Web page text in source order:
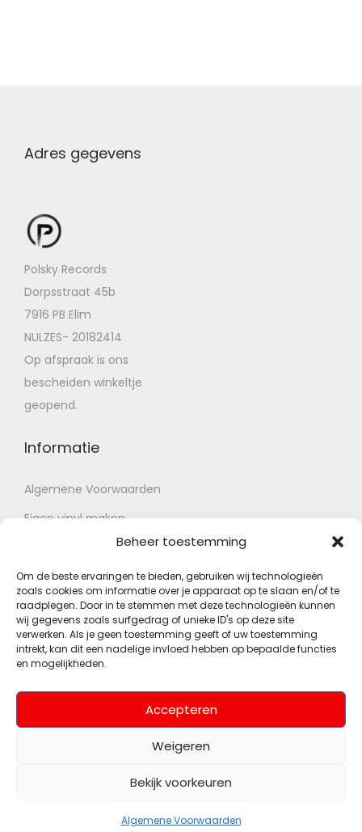
Beheer toestemming
Om de beste ervaringen te bieden, gebruiken wij technologieën
zoals cookies om informatie over je apparaat op te slaan en/of te
raadplegen. Door in te stemmen met deze technologieën kunnen
wij gegevens zoals surfgedrag of unieke ID's op deze site
verwerken. Als je geen toestemming geeft of uw toestemming
intrekt, kan dit een nadelige invloed hebben op bepaalde functies
en mogelijkheden.
Accepteren
Weigeren
Bekijk voorkeuren
Algemene Voorwaarden
Adres gegevens
Polsky Records
Dorpsstraat 45b
7916 PB Elim
NULZES- 20182414
Op afspraak is ons
bescheiden winkeltje
geopend.
Informatie
Algemene Voorwaarden
Eigen vinyl maken
Retour voorwaarden
Contact
Account
Mijn account
Wenslijst
voorbehouden. Webshop powered by